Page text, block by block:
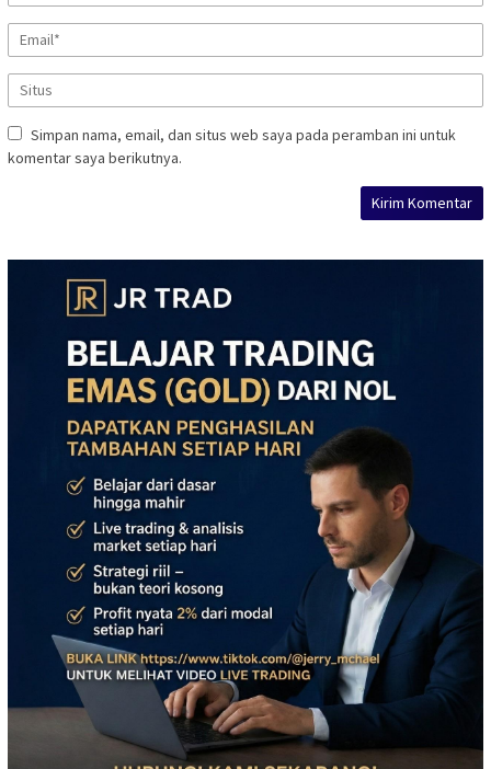
Simpan nama, email, dan situs web saya pada peramban ini untuk
komentar saya berikutnya.